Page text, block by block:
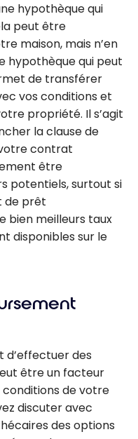
hypothèque qui
peut être
maison, mais n’en
hypothèque qui peut
de transférer
vos conditions et
propriété. Il s’agit
la clause de
contrat
être
potentiels, surtout si
de prêt
bien meilleurs taux
disponibles sur le
d’effectuer des
être un facteur
de votre
discuter avec
des options